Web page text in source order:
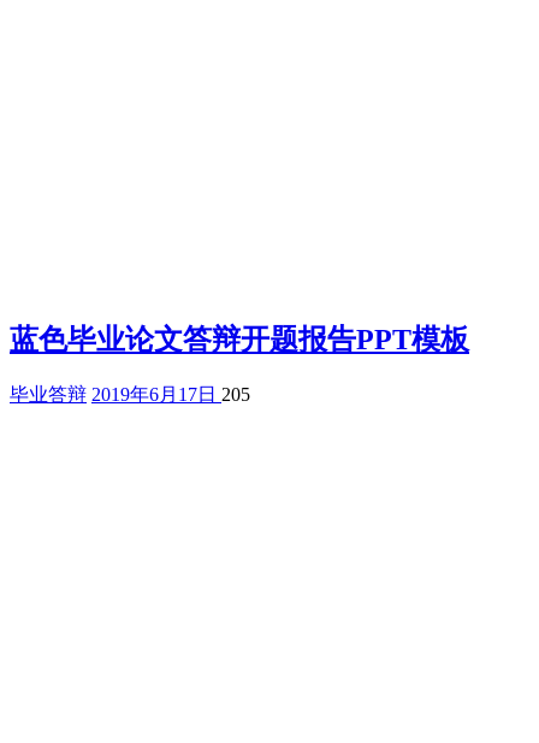
蓝色毕业论文答辩开题报告PPT模板
毕业答辩 2019年6月17日 205